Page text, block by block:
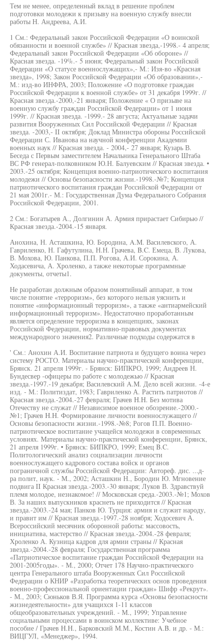
Тем не менее, определенный вклад в решение проблем
подготовки молодежи к призыву на военную службу внесли
работы Н. Андреева, А.И.
1 См.: Федеральный закон Российской Федерации «О воинской
обязанности и военной службе» // Красная звезда,-1998.- 4 апреля;
Федеральный закон Российской Федерации «Об обороне» //
Красная звезда. -19%.- 5 июня; Федеральный закон Российской
Федерации «О статусе военнослужащих»,- М.: Изя-во «Красная
звезда», 1998; Закон Российской Федерации «Об образовании»,-
М.: изд-во ИНФРА, 2003; Положение «О подготовке граждан
Российской Федерации к военной службе» от 31 декабря 1999г. //
Красная звезда.-2000,-21 января; Положение « О призыве на
военную службу граждан Российской Федерации» от 1 июня
1999г. // Красная звезда. -1999.- 28 августа; Актуальные задачи
развития Вооруженных Сил Российской Федерации // Красная
звезда. -2003,- II октября; Доклад Министра обороны Российской
Федерации С. Иванова на научной конференции Академии
военных наук // Красная звезда. - 2004,- 27 января; Кузарь В.
Беседа с Первым заместителем Начальника Генерального Штаба
ВС РФ генерал-полковником Ю.Н. Балуевским // Красная звезда. •
2003.-25 октября; Концепция военно-патриотического воспитания
молодежи // Основы безопасности жнзни.-1998.-№7; Концепция
патриотического воспитания граждан Российской Федерации от
21 мая 2001г.- М.: Государственная Дума Федерального Собрания
Российской Федерации, 2001.
2 См.: Богатырев А., Долгинин А. Армия прирастает Сибирью //
Красная звезда.-2004.-15 января.
Анохина, Н. Асташкина, Ю. Бородина, A.M. Василевского, А.
Гавриленко, Н. Гафутулина, Н.Н. Грачева, B.C. Емеца, В. Лукова,
В. Мохова, Ю. Панкова, П.П. Рогова, А.И. Сорокина, А.
Ходасевича, А. Хроленко, а также некоторые программные
документы, отчеты1.
Не разработан должным образом понятийный аппарат, в том
числе понятие «терроризм», без которого нельзя уяснить и
понятие «информационный терроризм», а также «антиармейский
информационный терроризм». Недостаточно проработанным
является определение терроризма в концепциях, законах
Российской Федерации, нормативно-правовых документах
международного значения2. Различные подходы содержатся в
' См.: Анохин А.И. Воспитание патриота и будущего воина через
систему РОСТО. Материалы научно-практической конференции,
Брянск. 21 апреля 1999г. - Брянск: БИПКРО, 1999; Андреев Н.
Бундесвер -офицеры по работе с молодежью // Красная
звезда.-1997.-19 декабря; Василевский A.M. Дело всей жизни. -4-е
изд. - М.: Политиздат, 1983; Гавриленко А. Растить патриотов //
Красная звезда.-2004.-27 февраля; Грачев H.H. Без мотива
Отечеству не служат // Независимое военное обозрение.-2000.-
№1; Грачев H.H. Формирование личности военнослужащего //
Основы безопасности жизни.-1998.-№8; Рогов П.П. Военно-
патриотическое воспитание учащейся молодежи в современных
условиях. Материалы научно-практической конференции, Брянск,
21 апреля 1999г. • Брянск: БИПКРО, 1999; Емец B.C.
Политологический анализ социализации личности
военнослужащего кадрового состава войск и органов
пограничной службы Российской Федерации: Автореф. дис. ...д-
ра полит, наук. - М., 2002; Асташкин Н., Бородин Ю. Мгновение
подвига II Красная звезда.-2003.-30 января; Луков В. Здравствуй
племя молодое, незнакомое! // Московская среда.-2003.-№1; Мохов
В. За наших выпускников краснеть не приходится // Красная
звезда.-2003.-24 мая; Панков Ю. Турция: армия и служит народу,
и правит им // Красная звезда.-1997.-28 ноября; Ходосевич А.
Всероссийский месячник оборонной работы: массовость,
инициатива, мастерство // Красная звезда.-2004.-28 февраля;
Хроленко А. Кузница кадров для армии страны // Красная
звезда.-2004.-28 февраля; Государственная программа
«Патриотичесхое воспитание граждан Российской Федерации на
2001-2005годы». - М., 2000; Отчет 178 Научно-практического
центра Генерального штаба Вооруженных Сил Российской
Федерации о КНИР «Разработка теоретических основ проведения
военно-профессиональной ориентации граждан» Шифр «Рекрут».
- М., 2003; Сюньков В.Я. Программа курса «Основы безопасности
жизнедеятельности» для учащихся 1-11 классов
общеобразовательных учреждений. - М., 1999; Управление
социальными процессами в воинском коллективе: Учебное
пособие / Грачев H.H., Барковский М.М., Костин A.B. и др. - М.:
ВИЦГУЛ, «Менеджер», 1994.